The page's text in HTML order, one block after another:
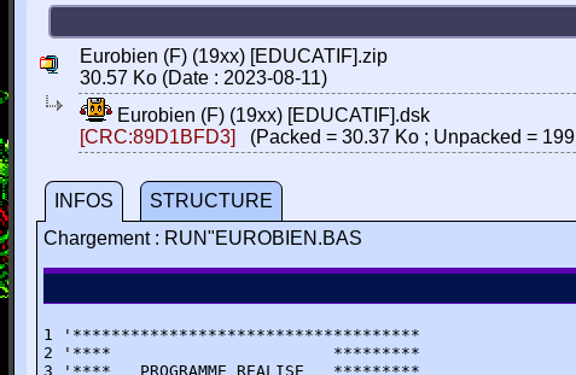
Eurobien (F) (19xx) [EDUCATIF].zip
30.57 Ko (Date : 2023-08-11)
Eurobien (F) (19xx) [EDUCATIF].dsk
[CRC:89D1BFD3]
(Packed = 30.37 Ko ; Unpacked =
INFOS
STRUCTURE
Chargement : RUN"EUROBIEN.BAS
1 '************************************
2 '****                       *********
3 '****   PROGRAMME REALISE   *********